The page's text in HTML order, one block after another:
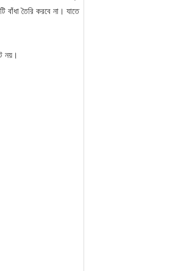
বাঁধা তৈরি করবে না। যাতে
নয়।